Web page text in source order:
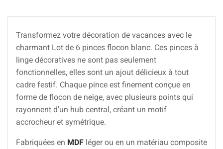
Transformez votre décoration de vacances avec le
charmant Lot de 6 pinces flocon blanc. Ces pinces à
linge décoratives ne sont pas seulement
fonctionnelles, elles sont un ajout délicieux à tout
cadre festif. Chaque pince est finement conçue en
forme de flocon de neige, avec plusieurs points qui
rayonnent d'un hub central, créant un motif
accrocheur et symétrique.
Fabriquées en MDF léger ou en un matériau composite